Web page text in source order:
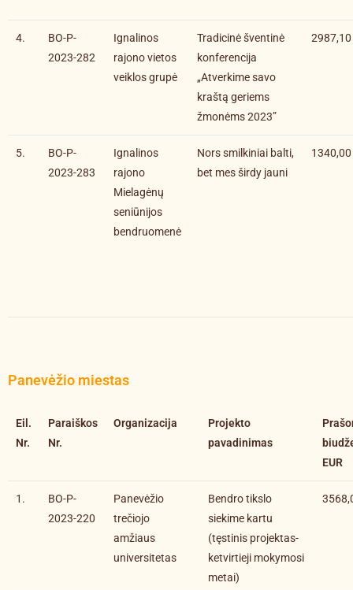
4.
BO-P-
2023-282
Ignalinos
rajono vietos
veiklos grupė
Tradicinė šventinė
konferencija
„Atverkime savo
kraštą geriems
žmonėms 2023”
2987,10
5.
BO-P-
2023-283
Ignalinos
rajono
Mielagėnų
seniūnijos
bendruomenė
Nors smilkiniai balti,
bet mes širdy jauni
1340,00
Panevėžio miestas
Eil.
Nr.
Paraiškos
Nr.
Organizacija
Projekto
pavadinimas
EUR
1.
BO-P-
2023-220
Panevėžio
trečiojo
amžiaus
universitetas
Bendro tikslo
siekime kartu
(tęstinis projektas-
ketvirtieji mokymosi
metai)